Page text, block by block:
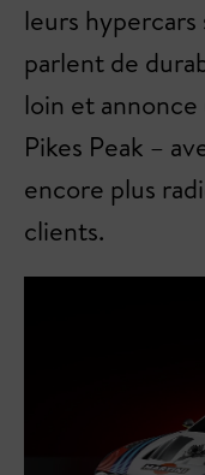
leurs
parlent de
loin et
Pikes Peak –
encore plus
clients.